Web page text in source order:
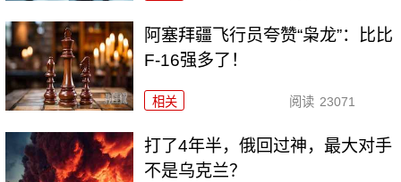
阿塞拜疆飞行员夸赞“枭龙”：比比
F-16强多了！
相关 阅读 23071
打了4年半，俄回过神，最大对手
不是乌克兰？